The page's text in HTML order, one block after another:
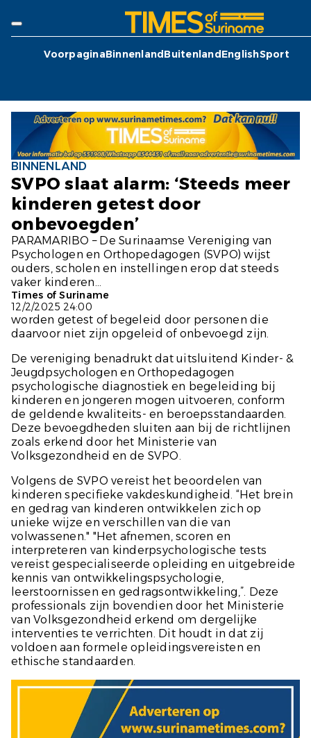
VoorpaginaBinnenlandBuitenlandEnglishSport
BINNENLAND
SVPO slaat alarm: ‘Steeds meer
kinderen getest door
onbevoegden’
PARAMARIBO – De Surinaamse Vereniging van
Psychologen en Orthopedagogen (SVPO) wijst
ouders, scholen en instellingen erop dat steeds
vaker kinderen...
Times of Suriname
12/2/2025 24:00
worden getest of begeleid door personen die
daarvoor niet zijn opgeleid of onbevoegd zijn.
De vereniging benadrukt dat uitsluitend Kinder- &
Jeugdpsychologen en Orthopedagogen
psychologische diagnostiek en begeleiding bij
kinderen en jongeren mogen uitvoeren, conform
de geldende kwaliteits- en beroepsstandaarden.
Deze bevoegdheden sluiten aan bij de richtlijnen
zoals erkend door het Ministerie van
Volksgezondheid en de SVPO.
Volgens de SVPO vereist het beoordelen van
kinderen specifieke vakdeskundigheid. “Het brein
en gedrag van kinderen ontwikkelen zich op
unieke wijze en verschillen van die van
volwassenen." "Het afnemen, scoren en
interpreteren van kinderpsychologische tests
vereist gespecialiseerde opleiding en uitgebreide
kennis van ontwikkelingspsychologie,
leerstoornissen en gedragsontwikkeling,”. Deze
professionals zijn bovendien door het Ministerie
van Volksgezondheid erkend om dergelijke
interventies te verrichten. Dit houdt in dat zij
voldoen aan formele opleidingsvereisten en
ethische standaarden.